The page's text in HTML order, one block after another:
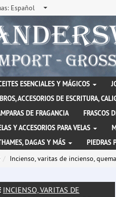
Español
ESENCIALES Y MÁGICOS
ACCESORIOS DE ESCRITURA,
DE FRAGANCIA
FRASCOS
Y ACCESORIOS PARA VELAS
DAGAS Y MÁS
PIEDRAS
PáginaIncienso, varitas de incienso,
INCIENSO, VARITAS DE